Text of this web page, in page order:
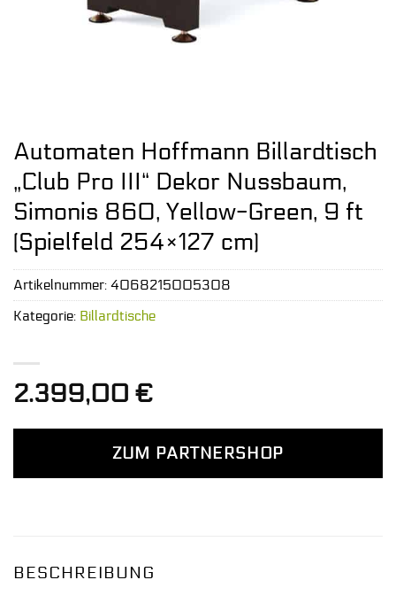
Automaten Hoffmann Billardtisch
„Club Pro III“ Dekor Nussbaum,
Simonis 860, Yellow-Green, 9 ft
(Spielfeld 254×127 cm)
2.399,00 €
ZUM PARTNERSHOP
Artikelnummer: 4068215005308
Kategorie: Billardtische
BESCHREIBUNG